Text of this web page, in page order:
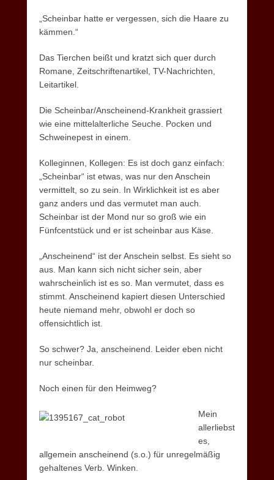
„Scheinbar hatte er vergessen, sich die Haare zu
kämmen.“
Das Tierchen beißt und kratzt sich quer durch
Romane, Zeitschriftenartikel, TV-Nachrichten,
Leitartikel.
Die Scheinbar/Anscheinend-Krankheit grassiert
wie eine mittelalterliche Seuche. Pocken und
Schweinepest in einem.
Kolleginnen, Kollegen: Es ist doch ganz einfach:
„Scheinbar“ ist etwas, was nur den Anschein
vermittelt, so zu sein. In Wirklichkeit ist es aber
ganz anders und das vermutet man auch.
Scheinbar ist der Mond nur so groß wie ein
Fünfcentstück und er ist scheinbar aus Käse.
„Anscheinend“ ist der Anschein selbst. Es sieht so
aus. Man kann sich nicht sicher sein, aber
wahrscheinlich ist es so. Man vermutet, dass es
stimmt. Anscheinend kapiert diesen Unterschied
heute niemand mehr, obwohl er doch so
offensichtlich ist.
So schwer? Ja, anscheinend. Leider eben nicht
nur scheinbar.
Noch einen für den Heimweg?
Mein
allerliebst
es,
allgemein anscheinend (s.o.) für unregelmäßig
gehaltenes Verb. Winken.